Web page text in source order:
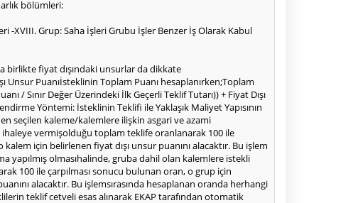
bölümleri:
-XVIII. Grup: Saha İşleri Grubu İşler Benzer İş Olarak Kabul
birlikte fiyat dışındaki unsurlar da dikkate
Unsur Puanıİsteklinin Toplam Puanı hesaplanırken;Toplam
/ Sınır Değer Üzerindeki İlk Geçerli Teklif Tutarı)) + Fiyat Dışı
Yöntemi: İsteklinin Teklifi ile Yaklaşık Maliyet Yapısının
seçilen kaleme/kalemlere ilişkin asgari ve azami
vermişolduğu toplam teklife oranlanarak 100 ile
için belirlenen fiyat dışı unsur puanını alacaktır. Bu işlem
yapılmış olmasıhalinde, gruba dahil olan kalemlere istekli
100 ile çarpılması sonucu bulunan oran, o grup için
alacaktır. Bu işlemsırasında hesaplanan oranda herhangi
teklif cetveli esas alınarak EKAP tarafından otomatik